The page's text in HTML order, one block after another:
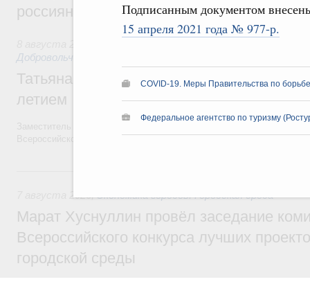
Подписанным документом
15 апреля 2021 года № 977-р.
COVID-19. Меры Правительства по
Федеральное агентство по туризму
россиян с Днём физкультурника
Добровольчество и волонтёрство. Благотворительность
Татьяна Голикова поздравила
летием
7 августа 2026,Экономика городов. Городская среда
Марат Хуснуллин провёл заседание
Всероссийского конкурса лучших
городской среды